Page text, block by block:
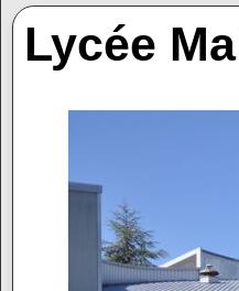
Lycée